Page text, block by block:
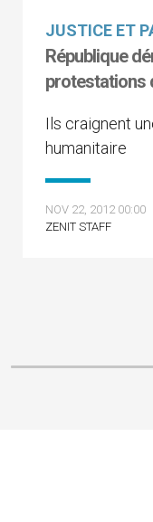
JUSTICE ET
République
protestations
Ils craignent
humanitaire
NOV 22, 2012 00:00
ZENIT STAFF